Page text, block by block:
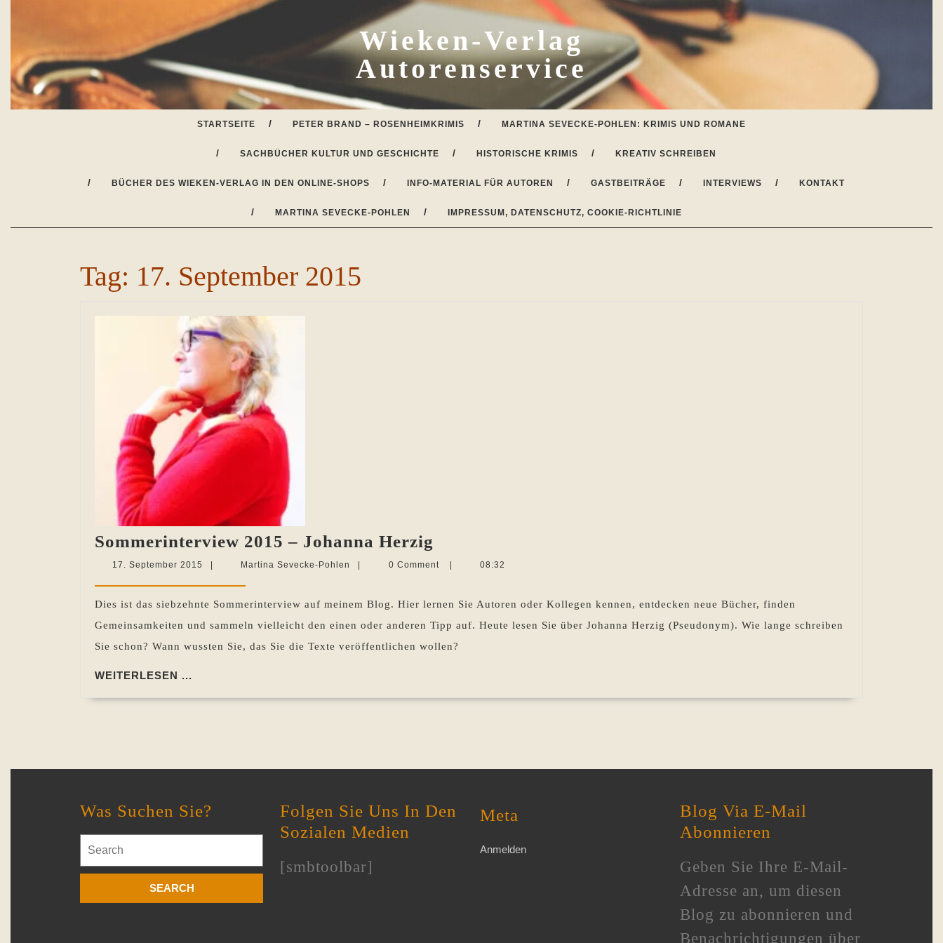
Wieken-Verlag
Autorenservice
STARTSEITE PETER BRAND – ROSENHEIMKRIMIS MARTINA SEVECKE-POHLEN: KRIMIS UND ROMANE
SACHBÜCHER KULTUR UND GESCHICHTE HISTORISCHE KRIMIS KREATIV SCHREIBEN
BÜCHER DES WIEKEN-VERLAG IN DEN ONLINE-SHOPS INFO-MATERIAL FÜR AUTOREN GASTBEITRÄGE INTERVIEWS KONTAKT
MARTINA SEVECKE-POHLEN IMPRESSUM, DATENSCHUTZ, COOKIE-RICHTLINIE
Tag: 17. September 2015
Sommerinterview 2015 – Johanna Herzig
2015
Johanna
Herzig
17. September 2015 17.
2015
Martina Sevecke-Pohlen
Martina
0 Comment 08:32
Dies ist das siebzehnte Sommerinterview auf meinem Blog. Hier lernen Sie Autoren oder Kollegen kennen, entdecken neue Bücher, finden
Gemeinsamkeiten und sammeln vielleicht den einen oder anderen Tipp auf. Heute lesen Sie über Johanna Herzig (Pseudonym). Wie lange schreiben
Sie schon? Wann wussten Sie, das Sie die Texte veröffentlichen wollen?
WEITERLESEN ...
Was Suchen Sie?
for:
Folgen Sie Uns In Den
Sozialen Medien
[smbtoolbar]
Meta
Anmelden
Blog Via E-Mail
Abonnieren
Geben Sie Ihre E-Mail-
Adresse an, um diesen
Blog zu abonnieren und
Benachrichtigungen über